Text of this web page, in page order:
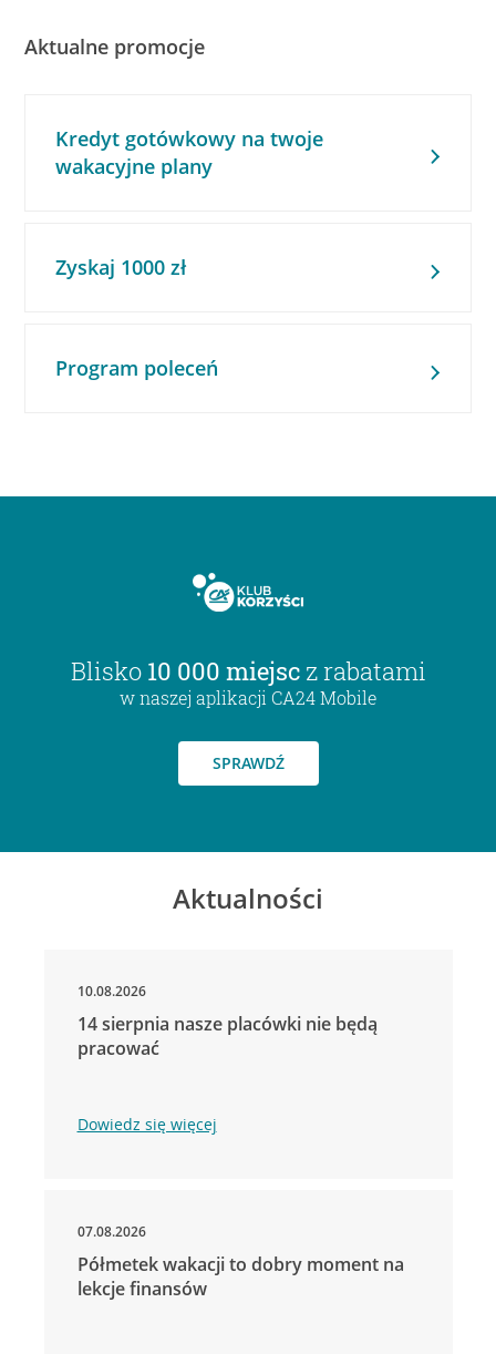
Aktualne promocje
Kredyt gotówkowy na twoje
wakacyjne plany
Zyskaj 1000 zł
Program poleceń
Blisko 10 000 miejsc z rabatami
w naszej aplikacji CA24 Mobile
SPRAWDŹ
Aktualności
10.08.2026
14 sierpnia nasze placówki nie będą
pracować
Dowiedz się więcej
07.08.2026
Półmetek wakacji to dobry moment na
lekcje finansów